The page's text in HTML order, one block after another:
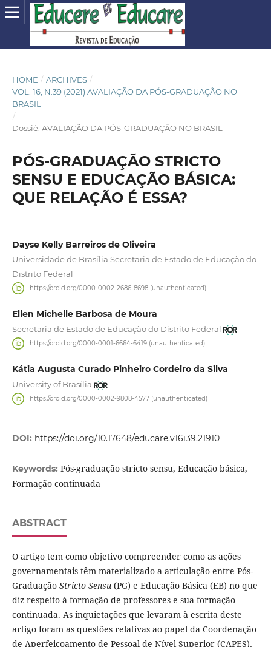
HOME / ARCHIVES /
VOL. 16, N.39 (2021) AVALIAÇÃO DA PÓS-GRADUAÇÃO NO
BRASIL
/
Dossiê: AVALIAÇÃO DA PÓS-GRADUAÇÃO NO BRASIL
PÓS-GRADUAÇÃO STRICTO
SENSU E EDUCAÇÃO BÁSICA:
QUE RELAÇÃO É ESSA?
Dayse Kelly Barreiros de Oliveira
Universidade de Brasília Secretaria de Estado de Educação do
Distrito Federal
https://orcid.org/0000-0002-2686-8698 (unauthenticated)
Ellen Michelle Barbosa de Moura
Secretaria de Estado de Educação do Distrito Federal
https://orcid.org/0000-0001-6664-6419 (unauthenticated)
Kátia Augusta Curado Pinheiro Cordeiro da Silva
University of Brasília
https://orcid.org/0000-0002-9808-4577 (unauthenticated)
DOI: https://doi.org/10.17648/educare.v16i39.21910
Keywords: Pós-graduação stricto sensu, Educação básica,
Formação continuada
ABSTRACT
O artigo tem como objetivo compreender como as ações
governamentais têm materializado a articulação entre Pós-
Graduação Stricto Sensu (PG) e Educação Básica (EB) no que
diz respeito à formação de professores e sua formação
continuada. As inquietações que levaram à escrita deste
artigo foram as questões relativas ao papel da Coordenação
de Aperfeiçoamento de Pessoal de Nível Superior (CAPES),